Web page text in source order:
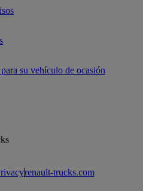
su vehículo de ocasión
renault-trucks.com